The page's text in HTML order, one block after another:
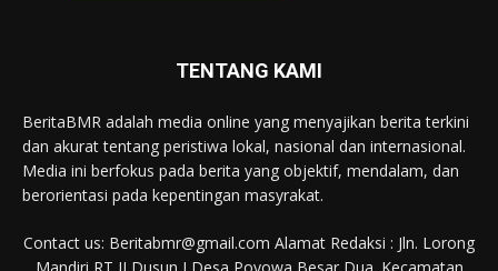
TENTANG KAMI
BeritaBMR adalah media online yang menyajikan berita terkini
dan akurat tentang peristiwa lokal, nasional dan internasional.
Media ini berfokus pada berita yang objektif, mendalam, dan
berorientasi pada kepentingan masyrakat.
Contact us: Beritabmr@gmail.com Alamat Redaksi : Jln. Lorong